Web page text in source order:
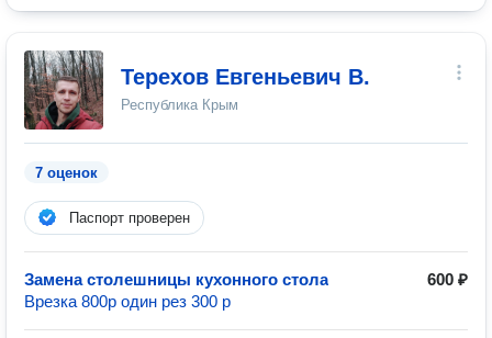
Терехов Евгеньевич В.
Республика Крым
7 оценок
Паспорт проверен
Замена столешницы кухонного стола
600 ₽
Врезка 800р один рез 300 р